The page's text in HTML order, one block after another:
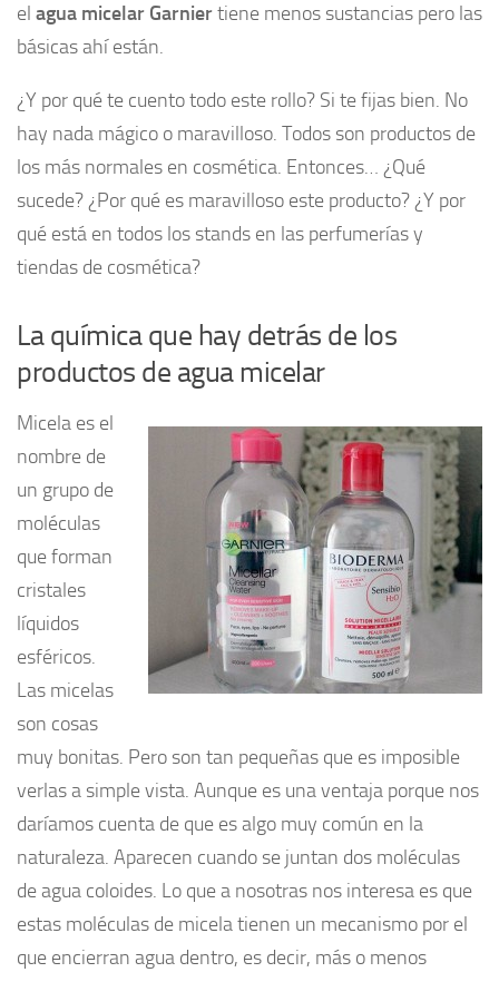
el agua micelar Garniertiene menos sustancias pero las
básicas ahí están.
¿Y por qué te cuento todo este rollo? Si te fijas bien. No
hay nada mágico o maravilloso. Todos son productos de
los más normales en cosmética. Entonces… ¿Qué
sucede? ¿Por qué es maravilloso este producto? ¿Y por
qué está en todos los stands en las perfumerías y
tiendas de cosmética?
La química que hay detrás de los
productos de agua micelar
Micela es el
nombre de
un grupo de
moléculas
que forman
cristales
líquidos
esféricos.
Las micelas
son cosas
muy bonitas. Pero son tan pequeñas que es imposible
verlas a simple vista. Aunque es una ventaja porque nos
daríamos cuenta de que es algo muy común en la
naturaleza. Aparecen cuando se juntan dos moléculas
de agua coloides. Lo que a nosotras nos interesa es que
estas moléculas de micela tienen un mecanismo por el
que encierran agua dentro, es decir, más o menos